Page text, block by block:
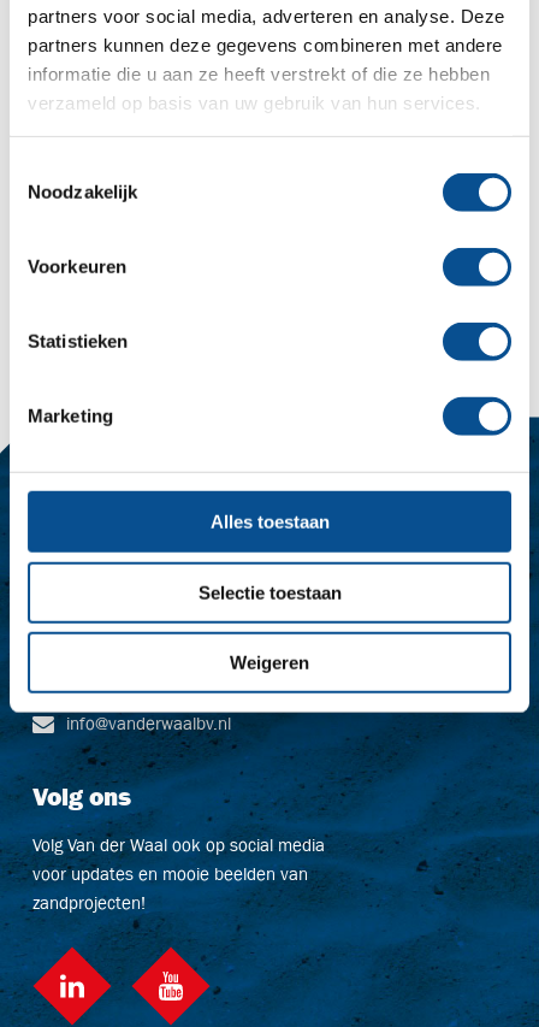
partners voor social media, adverteren en analyse. Deze
partners kunnen deze gegevens combineren met andere
informatie die u aan ze heeft verstrekt of die ze hebben
verzameld op basis van uw gebruik van hun services.
Noodzakelijk
Voorkeuren
Statistieken
Marketing
Alles toestaan
Selectie toestaan
Weigeren
Terug naar producten en diensten
Mail
Contact
The Netherlands
+31 (0) 78 615 12 86
info@vanderwaalbv.nl
Volg ons
Volg Van der Waal ook op social media
voor updates en mooie beelden van
zandprojecten!
LinkedIn Youtube